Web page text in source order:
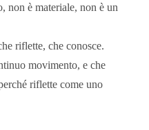
non è materiale, non è un
riflette, che conosce.
movimento, e che
riflette come uno